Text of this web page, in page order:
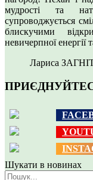
мудрості та
супроводжується
блискучими
невичерпної енергії
Лариса
Шукати в новинах